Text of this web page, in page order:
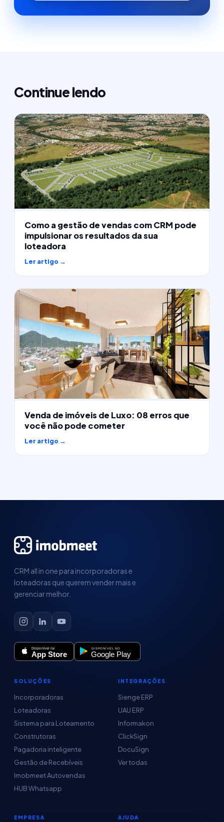
Continue lendo
Como a gestão de vendas com CRM pode
impulsionar os resultados da sua
loteadora
Ler artigo →
Venda de imóveis de Luxo: 08 erros que
você não pode cometer
Ler artigo →
CRM all in one para incorporadoras e
loteadoras que querem vender mais e
gerenciar melhor.
SOLUÇÕES
Incorporadoras
Loteadoras
Sistema para Loteamento
Construtoras
Pagadoria inteligente
Gestão de Recebíveis
Imobmeet Autovendas
HUB Whatsapp
INTEGRAÇÕES
Sienge ERP
UAU ERP
Informakon
ClickSign
DocuSign
Ver todas
EMPRESA AJUDA